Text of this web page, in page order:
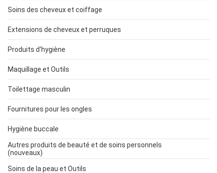
Soins des cheveux et coiffage
Extensions de cheveux et perruques
Produits d'hygiène
Maquillage et Outils
Toilettage masculin
Fournitures pour les ongles
Hygiène buccale
Autres produits de beauté et de soins personnels
(nouveaux)
Soins de la peau et Outils